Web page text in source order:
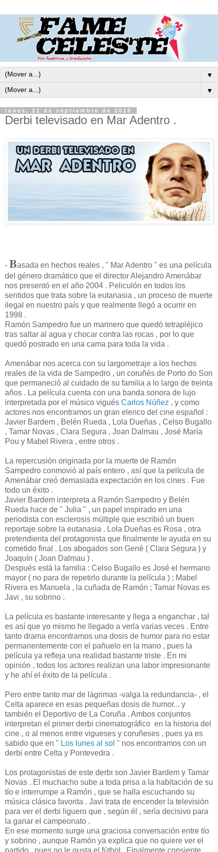
▼
▼
lunes, 21 de septiembre de 2015
Derbi televisado en Mar Adentro .
- Basada en hechos reales , " Mar Adentro " es una película
del género dramático que el director Alejandro Amenábar
nos presentó en el año 2004 . Peliculón en todos los
sentidos que trata sobre la eutanasia , un proceso de muerte
ilegal en nuestro país y que realmente llegó a ocurrir en
1998 .
Ramón Sampedro fue un marinero que quedó tetrapléjico
tras saltar al agua y chocar contra las rocas , por lo que
quedó postrado en una cama para toda la vida .
Amenábar nos acerca con su largometraje a los hechos
reales de la vida de Sampedro , un coruñés de Porto do Son
que permaneció al cuidado de su familia a lo largo de treinta
años . La película cuenta con una banda sonora de lujo
interpretada por el músico vigués Carlos Núñez , y como
actores nos encontramos un gran elenco del cine español :
Javier Bardem , Belén Rueda , Lola Dueñas , Celso Bugallo
, Tamar Novas , Clara Segura , Joan Dalmau , José María
Pou y Mabel Rivera , entre otros .
La repercusión originada por la muerte de Ramón
Sampedro conmovió al país entero , así que la película de
Amenábar creó demasiada expectación en los cines . Fue
todo un éxito .
Javier Bardem interpreta a Ramón Sampedro y Belén
Rueda hace de " Julia " , un papel inspirado en una
periodista con esclerosis múltiple que escribió un buen
reportaje sobre la eutanasia . Lola Dueñas es Rosa , otra
pretendienta del protagonista que finalmente le ayuda en su
cometido final . Los abogados son Gené ( Clara Segura ) y
Joaquín ( Joan Dalmau ) .
Después está la familia : Celso Bugallo es José el hermano
mayor ( no para de repetirlo durante la película ) ; Mabel
Rivera es Manuela , la cuñada de Ramón ; Tamar Novas es
Javi , su sobrino .
La película es bastante interesante y llega a enganchar , tal
es así que yo mismo he llegado a verla varias veces . Entre
tanto drama encontramos una dosis de humor para no estar
permanentemente con el pañuelo en la mano , pues la
película ya refleja una realidad bastante triste . En mi
opinión , todos los actores realizan una labor impresionante
y he ahí el éxito de la película .
Pero entre tanto mar de lágrimas -valga la redundancia- , el
Celta aparece en esas pequeñas dosis de humor... y
también el Deportivo de La Coruña . Ambos conjuntos
interpretan el primer derbi cinematográfico en la historia del
cine , o al menos entre vigueses y coruñeses , pues ya es
sabido que en " Los lunes al sol " nos encontramos con un
derbi entre Celta y Pontevedra .
Los protagonistas de este derbi son Javier Bardem y Tamar
Novas . El muchacho sube a toda prisa a la habitación de su
tío e interrumpe a Ramón , que se halla escuchando su
música clásica favorita . Javi trata de encender la televisión
para ver el derbi liguero que , según él , sería decisivo para
la ganar el campeonato .
En ese momento surge una graciosa conversación entre tío
y sobrino , aunque Ramón ya explica que no quiere ver el
partido , pues no le gusta el fútbol . Finalmente consiente